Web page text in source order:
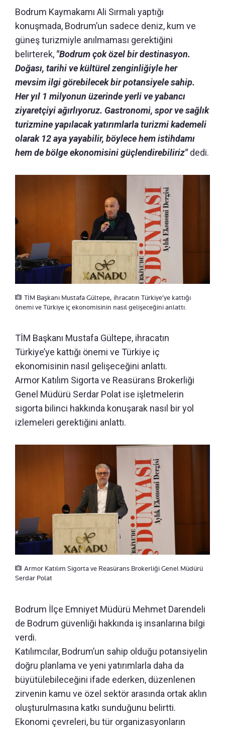
Bodrum Kaymakamı Ali Sırmalı yaptığı
konuşmada, Bodrum’un sadece deniz, kum ve
güneş turizmiyle anılmaması gerektiğini
belirterek, "Bodrum çok özel bir destinasyon.
Doğası, tarihi ve kültürel zenginliğiyle her
mevsim ilgi görebilecek bir potansiyele sahip.
Her yıl 1 milyonun üzerinde yerli ve yabancı
ziyaretçiyi ağırlıyoruz. Gastronomi, spor ve sağlık
turizmine yapılacak yatırımlarla turizmi kademeli
olarak 12 aya yayabilir, böylece hem istihdamı
hem de bölge ekonomisini güçlendirebiliriz"dedi.
TİM Başkanı Mustafa Gültepe, ihracatın Türkiye’ye kattığı
önemi ve Türkiye iç ekonomisinin nasıl gelişeceğini anlattı.
TİM Başkanı Mustafa Gültepe, ihracatın
Türkiye’ye kattığı önemi ve Türkiye iç
ekonomisinin nasıl gelişeceğini anlattı.
Armor Katılım Sigorta ve Reasürans Brokerliği
Genel Müdürü Serdar Polat ise işletmelerin
sigorta bilinci hakkında konuşarak nasıl bir yol
izlemeleri gerektiğini anlattı.
Armor Katılım Sigorta ve Reasürans Brokerliği Genel Müdürü
Serdar Polat
Bodrum İlçe Emniyet Müdürü Mehmet Darendeli
de Bodrum güvenliği hakkında iş insanlarına bilgi
verdi.
Katılımcılar, Bodrum’un sahip olduğu potansiyelin
doğru planlama ve yeni yatırımlarla daha da
büyütülebileceğini ifade ederken, düzenlenen
zirvenin kamu ve özel sektör arasında ortak aklın
oluşturulmasına katkı sunduğunu belirtti.
Ekonomi çevreleri, bu tür organizasyonların